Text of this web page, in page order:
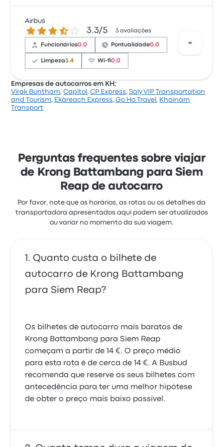
Com base em 3 avaliações, a empresa foi
classificada com 3 estrelas na Busbud. Os viajantes
estavam especialmente satisfeitos com a
pontualidade e os assentos, mas queixaram-se
frequentemente de as tomadas elétricas. Os preços
em 9 €
Airbus
3.3 de 5 estrelas 3.3/5 3 avaliações
Funcionários0.0 Pontualidade0.0
Limpeza3.4 Wi-fi0.0
Com base em 3 avaliações, a empresa foi
classificada com 3.3 estrelas na Busbud. Os
em 11 €
Empresas de autocarros em KH:
Virak Buntham,Capitol ,CP Express,Saly VIP Transportation
and Tourism, Ekareach Express,Go Ho Travel , Khainam
Transport
Perguntas frequentes sobre viajar
de Krong Battambang para Siem
Reap de autocarro
Por favor, note que os horários, as rotas ou os detalhes da
transportadora apresentados aqui podem ser atualizados
ou variar no momento da sua viagem.
Quanto custa o bilhete de
autocarro de Krong Battambang
para Siem Reap?
Os bilhetes de autocarro mais baratos de
Krong Battambang para Siem Reap
começam a partir de 14 €. O preço médio
para esta rota é de cerca de 14 €. A Busbud
recomenda que reserve os seus bilhetes com
antecedência para ter uma melhor hipótese
de obter o preço mais baixo possível.